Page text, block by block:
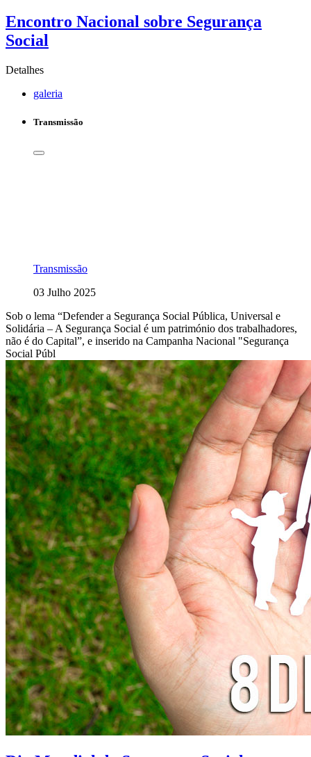
Encontro Nacional sobre Segurança
Social
Detalhes
galeria
Transmissão
Transmissão
03 Julho 2025
Sob o lema “Defender a Segurança Social Pública, Universal e
Solidária – A Segurança Social é um património dos trabalhadores,
não é do Capital”, e inserido na Campanha Nacional "Segurança
Social Públ